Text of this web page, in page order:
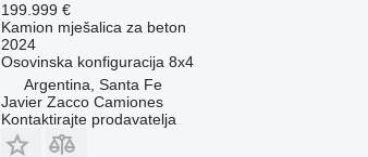
199.999 €
Kamion mješalica za beton
2024
Osovinska konfiguracija 8x4
Argentina, Santa Fe
Javier Zacco Camiones
Kontaktirajte prodavatelja